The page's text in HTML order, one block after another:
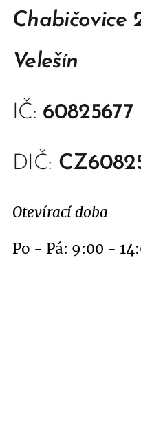
Chabičovice
Velešín
IČ: 60825677
DIČ:
Otevírací doba
Po - Pá: 9:00 -